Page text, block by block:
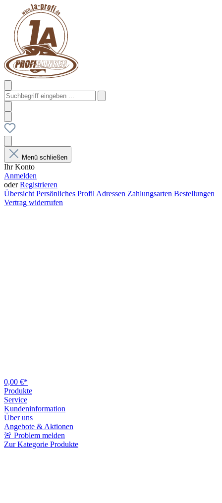
Menü schließen
Ihr Konto
Anmelden
oderRegistrieren
Übersicht Persönliches Profil Adressen Zahlungsarten Bestellungen
Vertrag widerrufen
0,00 €*
Produkte
Service
Kundeninformation
Über uns
Angebote & Aktionen
🚨 Problem melden
Zur Kategorie Produkte